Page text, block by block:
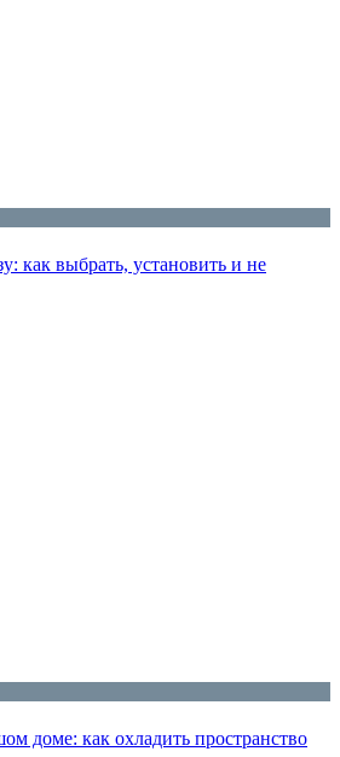
как выбрать, установить и не
доме: как охладить пространство